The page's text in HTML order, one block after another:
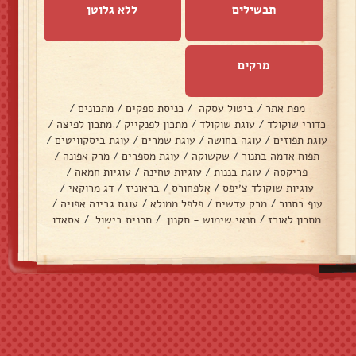
תבשילים ללא גלוטן
מרקים
מפת אתר / ביטול עסקה / כניסת ספקים / מתכונים /
כדורי שוקולד / עוגת שוקולד / מתכון לפנקייק / מתכון לפיצה /
עוגת תפוזים / עוגה בחושה / עוגת שמרים / עוגת ביסקוויטים/
תפוח אדמה בתנור / שקשוקה / עוגת מספרים / מרק אפונה /
פריקסה / עוגת בננות / עוגיות טחינה / עוגיות חמאה /
עוגיות שוקולד צ׳יפס / אלפחורס / בראוניז / דג מרוקאי /
עוף בתנור / מרק עדשים / פלפל ממולא / עוגת גבינה אפויה /
מתכון לאורז / תנאי שימוש - תקנון / תכנית בישול / אסאדו